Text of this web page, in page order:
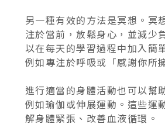
另一種有效的方法是冥想。冥
注於當前，放鬆身心，並減少
以在每天的學習過程中加入簡
例如專注於呼吸或「感謝你所
進行適當的身體活動也可以幫
例如瑜伽或伸展運動。這些運
解身體緊張、改善血液循環。